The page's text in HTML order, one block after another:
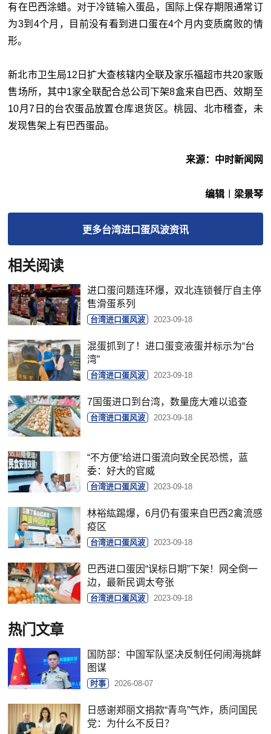
有在巴西涂蜡。对于冷链输入蛋品，国际上保存期限通常订
为3到4个月，目前没有看到进口蛋在4个月内变质腐败的情
形。
新北市卫生局12日扩大查核辖内全联及家乐福超市共20家贩
售场所，其中1家全联配合总公司下架8盒来自巴西、效期至
10月7日的台农蛋品放置仓库退货区。桃园、北市稽查，未
发现售架上有巴西蛋品。
来源：中时新闻网
编辑︱梁景琴
更多台湾进口蛋风波资讯
相关阅读
进口蛋问题连环爆，双北连锁餐厅自主停
售滑蛋系列
台湾进口蛋风波 2023-09-18
混蛋抓到了！进口蛋变液蛋并标示为“台
湾”
台湾进口蛋风波 2023-09-18
7国蛋进口到台湾，数量庞大难以追查
台湾进口蛋风波 2023-09-18
“不方便”给进口蛋流向致全民恐慌，蓝
委：好大的官威
台湾进口蛋风波 2023-09-18
林裕紘踢爆，6月仍有蛋来自巴西2禽流感
疫区
台湾进口蛋风波 2023-09-18
巴西进口蛋因“误标日期”下架！网全倒一
边，最新民调太夸张
台湾进口蛋风波 2023-09-18
热门文章
国防部：中国军队坚决反制任何闹海挑衅
图谋
时事 2026-08-07
日感谢郑丽文捐款“青鸟”气炸，质问国民
党：为什么不反日？